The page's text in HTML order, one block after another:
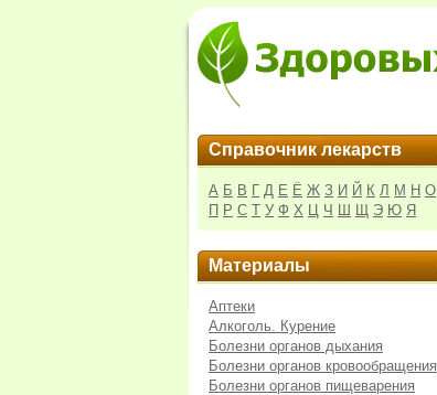
Справочник лекарств
А Б В Г Д Е Ё Ж З И Й К Л М Н О
П Р С Т У Ф Х Ц Ч Ш Щ Э Ю Я
Материалы
Аптеки
Алкоголь. Курение
Болезни органов дыхания
Болезни органов кровообращения
Болезни органов пищеварения